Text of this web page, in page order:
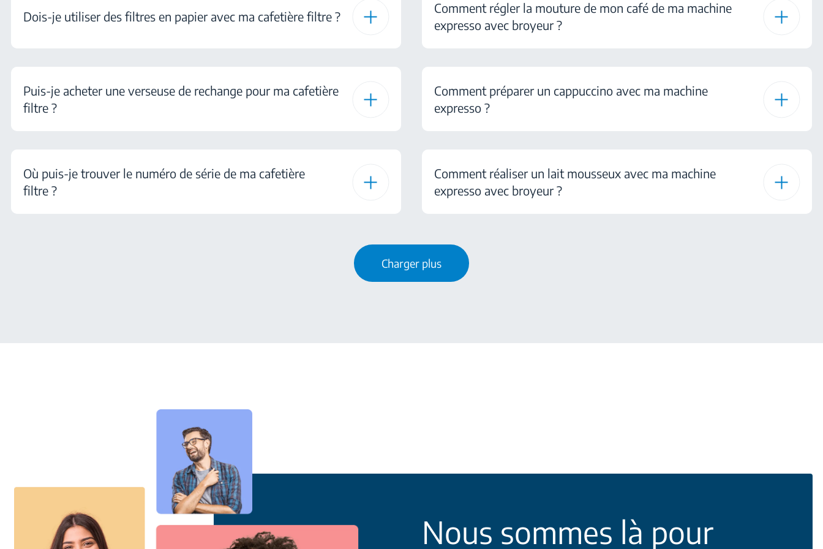
Dois-je utiliser des filtres en papier avec ma cafetière filtre ?
Puis-je acheter une verseuse de rechange pour ma cafetière
filtre ?
Où puis-je trouver le numéro de série de ma cafetière
filtre ?
Comment régler la mouture de mon café de ma machine
expresso avec broyeur ?
Comment préparer un cappuccino avec ma machine
expresso ?
Comment réaliser un lait mousseux avec ma machine
expresso avec broyeur ?
Charger plus
Nous sommes là pour